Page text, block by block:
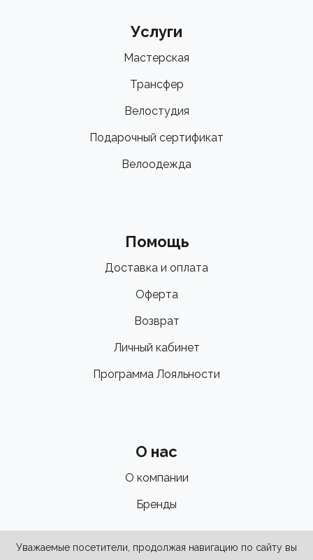
Услуги
Мастерская
Трансфер
Велостудия
Подарочный сертификат
Велоодежда
Помощь
Доставка и оплата
Оферта
Возврат
Личный кабинет
Программа Лояльности
О нас
О компании
Бренды
Уважаемые посетители, продолжая навигацию по сайту вы